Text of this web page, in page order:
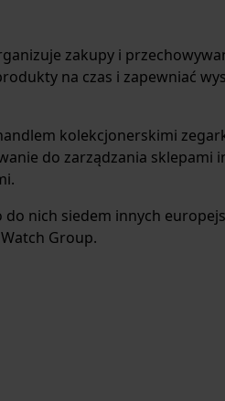
zakupy i
na czas i zapewniać
kolekcjonerskimi
do zarządzania sklepami
do nich siedem innych
Group.